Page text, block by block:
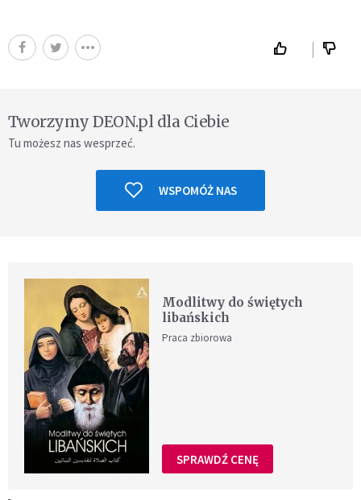
Tworzymy DEON.pl dla Ciebie
Tu możesz nas wesprzeć.
WSPOMÓŻ NAS
Modlitwy do świętych
libańskich
Praca zbiorowa
SPRAWDŹ CENĘ